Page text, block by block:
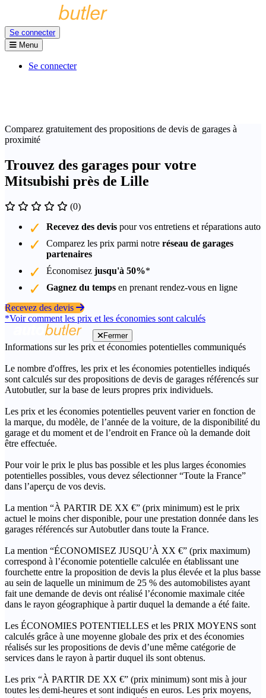
Se connecter
Menu
Se connecter
Comparez gratuitement des propositions de devis de garages à
proximité
Trouvez des garages pour votre
Mitsubishi près de Lille
(0)
Recevez des devis pour vos entretiens et réparations auto
Comparez les prix parmi notre réseau de garages
partenaires
Économisez jusqu'à 50%*
Gagnez du temps en prenant rendez-vous en ligne
Recevez des devis
*Voir comment les prix et les économies sont calculés
Fermer
Informations sur les prix et économies potentielles communiqués
Le nombre d'offres, les prix et les économies potentielles indiqués
sont calculés sur des propositions de devis de garages référencés sur
Autobutler, sur la base de leurs propres prix individuels.
Les prix et les économies potentielles peuvent varier en fonction de
la marque, du modèle, de l’année de la voiture, de la disponibilité du
garage et du moment et de l’endroit en France où la demande doit
être effectuée.
Pour voir le prix le plus bas possible et les plus larges économies
potentielles possibles, vous devez sélectionner “Toute la France”
dans l’aperçu de vos devis.
La mention “À PARTIR DE XX €” (prix minimum) est le prix
actuel le moins cher disponible, pour une prestation donnée dans les
garages référencés sur Autobutler dans toute la France.
La mention “ÉCONOMISEZ JUSQU’À XX €” (prix maximum)
correspond à l’économie potentielle calculée en établissant une
fourchette entre la proposition de devis la plus élevée et la plus basse
au sein de laquelle un minimum de 25 % des automobilistes ayant
fait une demande de devis ont réalisé l’économie maximale citée
dans le rayon géographique à partir duquel la demande a été faite.
Les ÉCONOMIES POTENTIELLES et les PRIX MOYENS sont
calculés grâce à une moyenne globale des prix et des économies
réalisés sur les propositions de devis d’une même catégorie de
services dans le rayon à partir duquel ils sont obtenus.
Les prix “À PARTIR DE XX €” (prix minimum) sont mis à jour
toutes les demi-heures et sont indiqués en euros. Les prix moyens,